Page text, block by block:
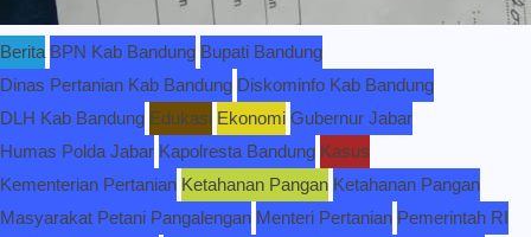
Berita BPN Kab Bandung Bupati Bandung
Dinas Pertanian Kab Bandung Diskominfo Kab Bandung
DLH Kab Bandung Edukasi Ekonomi Gubernur Jabar
Humas Polda Jabar Kapolresta Bandung Kasus
Kementerian Pertanian Ketahanan Pangan Ketahanan Pangan
Masyarakat Petani Pangalengan Menteri Pertanian Pemerintah RI